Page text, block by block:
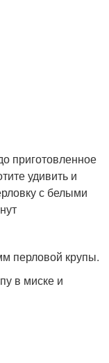
приготовленное
удивить и
с белыми
перловой крупы.
в миске и